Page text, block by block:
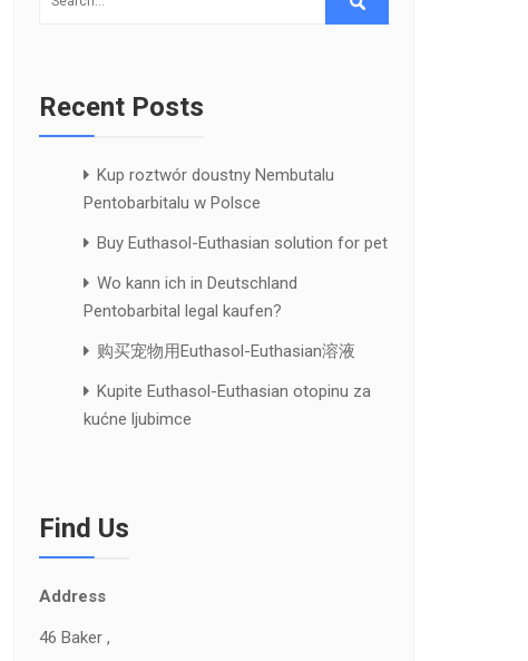
Recent Posts
Kup roztwór doustny Nembutalu
Pentobarbitalu w Polsce
Buy Euthasol-Euthasian solution for pet
Wo kann ich in Deutschland
Pentobarbital legal kaufen?
购买宠物用Euthasol-Euthasian溶液
Kupite Euthasol-Euthasian otopinu za
kućne ljubimce
Find Us
Address
46 Baker ,